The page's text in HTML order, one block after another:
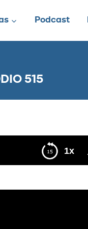
Podcast
515
1x